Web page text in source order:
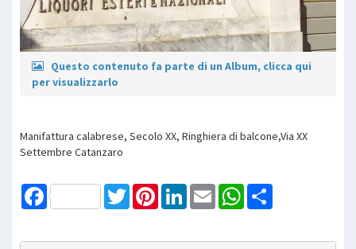
Questo contenuto fa parte di un Album, clicca qui
per visualizzarlo
Manifattura calabrese, Secolo XX, Ringhiera di balcone,Via XX
Settembre Catanzaro
Facebook TwitterPinterestLinkedInEmail WhatsApp